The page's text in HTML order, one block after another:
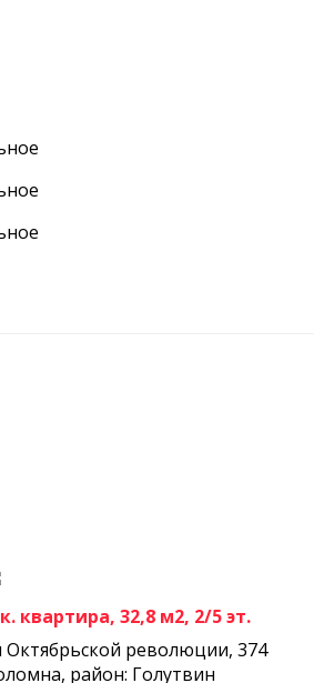
квартира, 32,8 м2, 2/5 эт.
Октябрьской революции, 374
район: Голутвин